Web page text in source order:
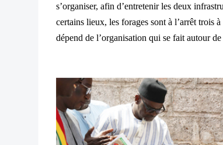
s’organiser, afin d’entretenir les deux
certains lieux, les forages sont à l’arrêt trois
dépend de l’organisation qui se fait autour